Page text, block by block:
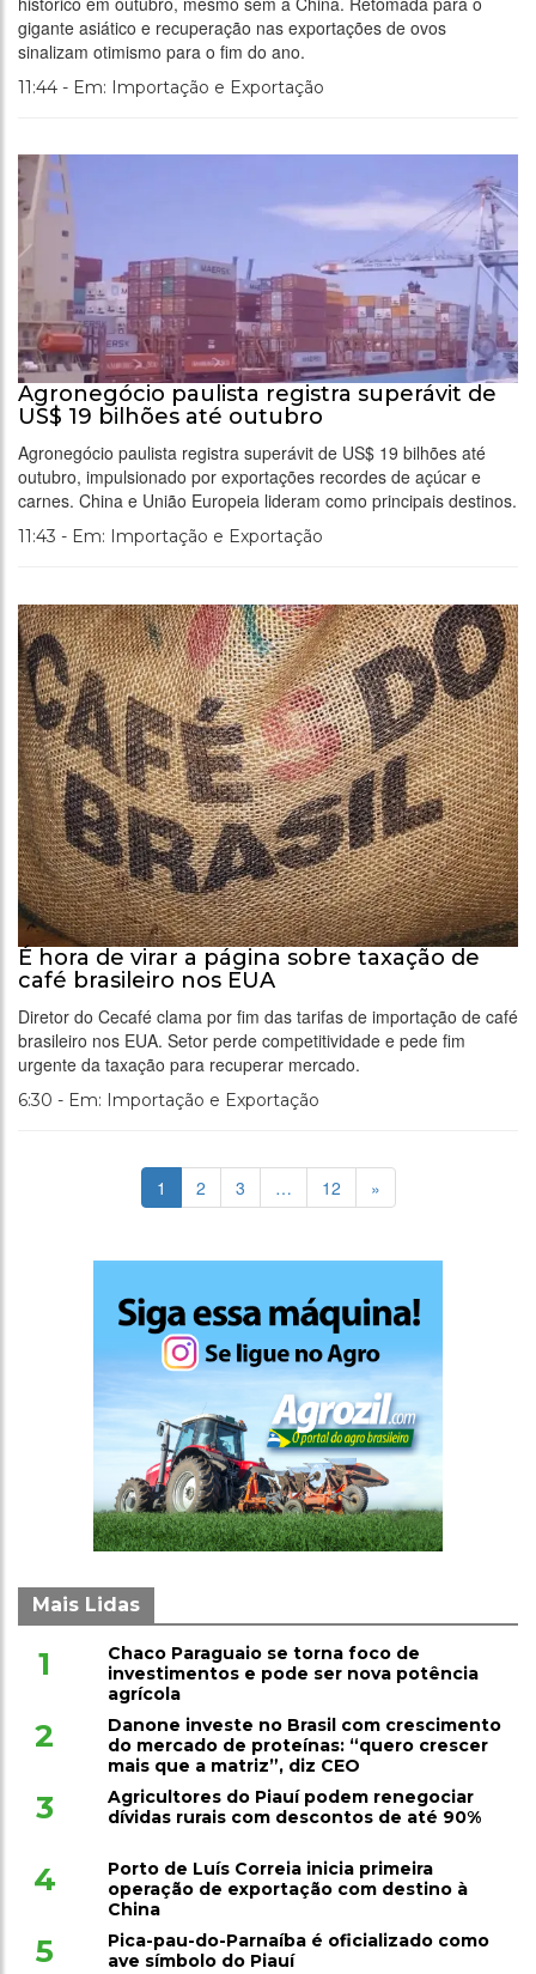
gigante asiático e recuperação nas exportações de ovos
sinalizam otimismo para o fim do ano.
11:44 - Em: Importação e Exportação
Agronegócio paulista registra superávit de
US$ 19 bilhões até outubro
Agronegócio paulista registra superávit de US$ 19 bilhões até
outubro, impulsionado por exportações recordes de açúcar e
carnes. China e União Europeia lideram como principais destinos.
11:43 - Em: Importação e Exportação
É hora de virar a página sobre taxação de
café brasileiro nos EUA
Diretor do Cecafé clama por fim das tarifas de importação de café
brasileiro nos EUA. Setor perde competitividade e pede fim
urgente da taxação para recuperar mercado.
6:30 - Em: Importação e Exportação
1 2 3 … 12 »
Mais Lidas
1
Chaco Paraguaio se torna foco de
investimentos e pode ser nova potência
agrícola
2
Danone investe no Brasil com crescimento
do mercado de proteínas: “quero crescer
mais que a matriz”, diz CEO
3
Agricultores do Piauí podem renegociar
dívidas rurais com descontos de até 90%
4
Porto de Luís Correia inicia primeira
operação de exportação com destino à
China
5
Pica-pau-do-Parnaíba é oficializado como
ave símbolo do Piauí